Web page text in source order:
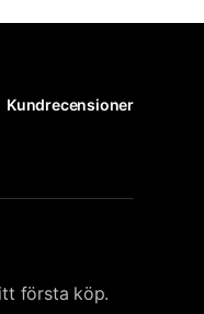
Kundrecensioner
första köp.